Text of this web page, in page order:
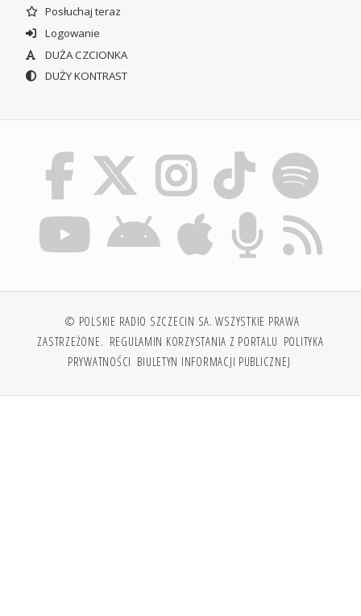
Posłuchaj teraz
Logowanie
DUŻA CZCIONKA
DUŻY KONTRAST
© POLSKIE RADIO SZCZECIN SA. WSZYSTKIE PRAWA
ZASTRZEŻONE. REGULAMIN KORZYSTANIA Z PORTALU POLITYKA
PRYWATNOŚCI BIULETYN INFORMACJI PUBLICZNEJ